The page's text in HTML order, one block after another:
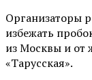
Организаторы
избежать
из Москвы и от
«Тарусская».